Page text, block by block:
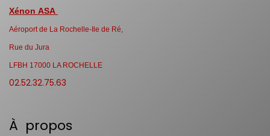
Xénon ASA
Aéroport de La Rochelle-Ile de Ré,
Rue du Jura
LFBH 17000 LA ROCHELLE
02.52.32.75.63
À propos